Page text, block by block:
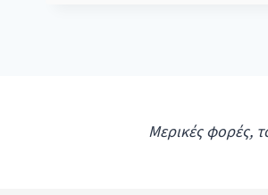
Μερικές φορές,